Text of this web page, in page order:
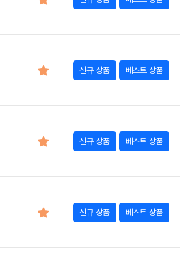
신규 상품 베스트 상품
신규 상품 베스트 상품
신규 상품 베스트 상품